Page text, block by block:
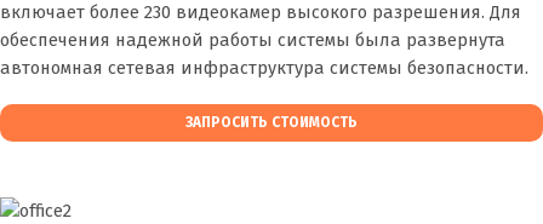
включает более 230 видеокамер высокого разрешения. Для
обеспечения надежной работы системы была развернута
автономная сетевая инфраструктура системы безопасности.
ЗАПРОСИТЬ СТОИМОСТЬ